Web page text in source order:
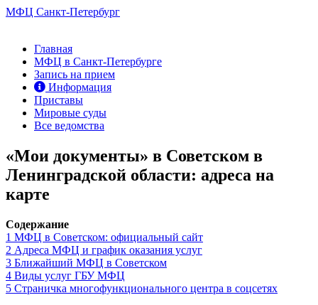
МФЦ Санкт-Петербург
Главная
МФЦ в Санкт-Петербурге
Запись на прием
Информация
Приставы
Мировые суды
Все ведомства
«Мои документы» в Советском в
Ленинградской области: адреса на
карте
Содержание
1 МФЦ в Советском: официальный сайт
2 Адреса МФЦ и график оказания услуг
3 Ближайший МФЦ в Советском
4 Виды услуг ГБУ МФЦ
5 Страничка многофункционального центра в соцсетях